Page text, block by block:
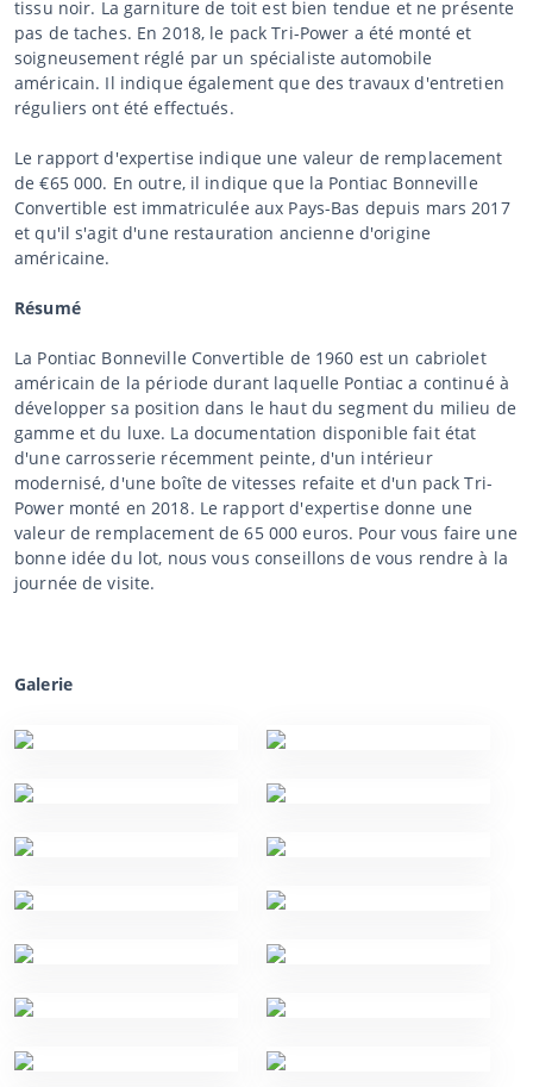
tissu noir. La garniture de toit est bien tendue et ne présente
pas de taches. En 2018, le pack Tri-Power a été monté et
soigneusement réglé par un spécialiste automobile
américain. Il indique également que des travaux d'entretien
réguliers ont été effectués.
Le rapport d'expertise indique une valeur de remplacement
de €65 000. En outre, il indique que la Pontiac Bonneville
Convertible est immatriculée aux Pays-Bas depuis mars 2017
et qu'il s'agit d'une restauration ancienne d'origine
américaine.
Résumé
La Pontiac Bonneville Convertible de 1960 est un cabriolet
américain de la période durant laquelle Pontiac a continué à
développer sa position dans le haut du segment du milieu de
gamme et du luxe. La documentation disponible fait état
d'une carrosserie récemment peinte, d'un intérieur
modernisé, d'une boîte de vitesses refaite et d'un pack Tri-
Power monté en 2018. Le rapport d'expertise donne une
valeur de remplacement de 65 000 euros. Pour vous faire une
bonne idée du lot, nous vous conseillons de vous rendre à la
journée de visite.
Galerie